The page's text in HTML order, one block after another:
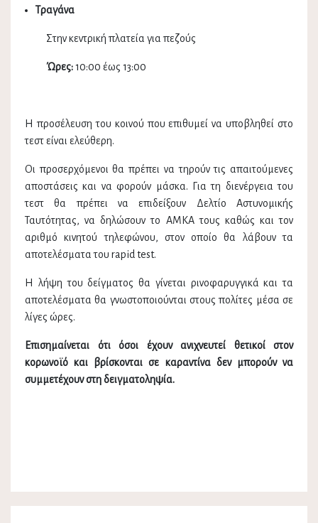
Τραγάνα
Στην κεντρική πλατεία για πεζούς
Ώρες:10:00 έως 13:00
Η προσέλευση του κοινού που επιθυμεί να υποβληθεί στο
τεστ είναι ελεύθερη.
Οι προσερχόμενοι θα πρέπει να τηρούν τις απαιτούμενες
αποστάσεις και να φορούν μάσκα. Για τη διενέργεια του
τεστ θα πρέπει να επιδείξουν Δελτίο Αστυνομικής
Ταυτότητας, να δηλώσουν το ΑΜΚΑ τους καθώς και τον
αριθμό κινητού τηλεφώνου, στον οποίο θα λάβουν τα
αποτελέσματα του rapid test.
Η λήψη του δείγματος θα γίνεται ρινοφαρυγγικά και τα
αποτελέσματα θα γνωστοποιούνται στους πολίτες μέσα σε
λίγες ώρες.
Επισημαίνεται ότι όσοι έχουν ανιχνευτεί θετικοί στον
κορωνοϊό και βρίσκονται σε καραντίνα δεν μπορούν να
συμμετέχουν στη δειγματοληψία.